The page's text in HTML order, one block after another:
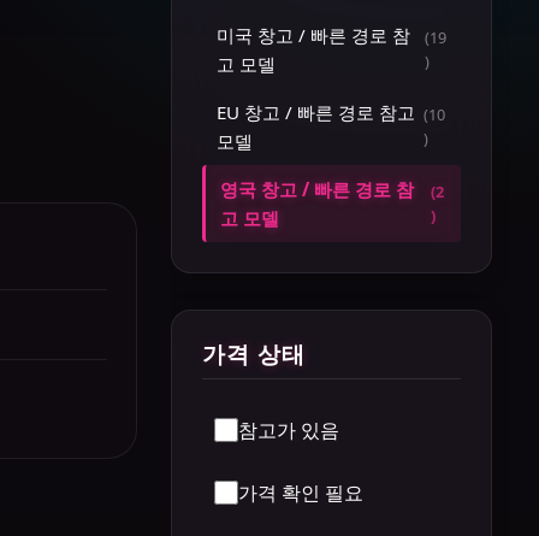
미국 창고 / 빠른 경로 참
고 모델
(19
)
EU 창고 / 빠른 경로 참고
모델
(10
)
영국 창고 / 빠른 경로 참
고 모델
(2
)
가격 상태
참고가 있음
가격 확인 필요